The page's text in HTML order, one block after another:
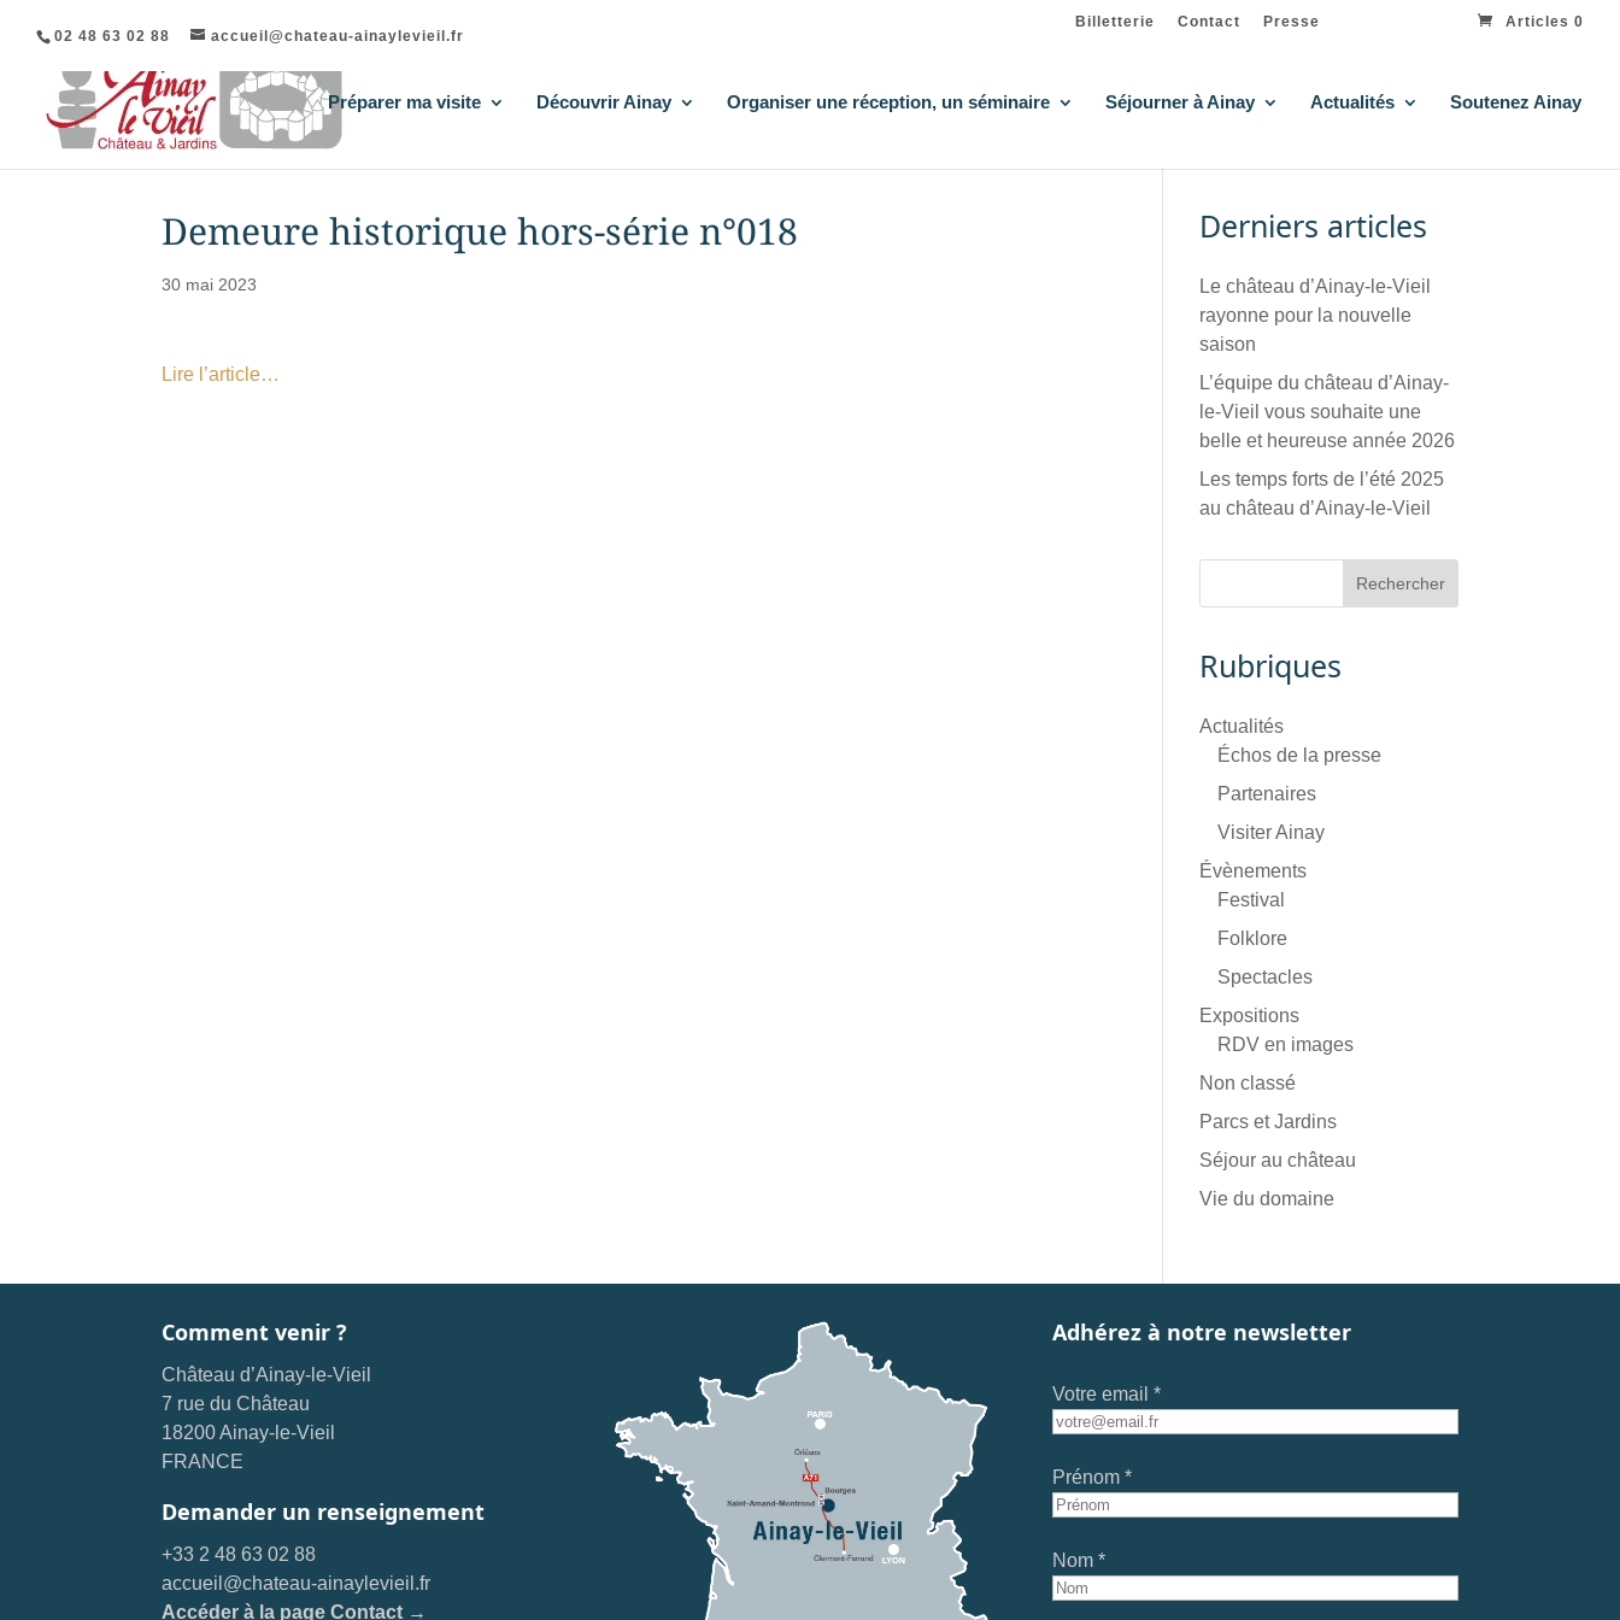
02 48 63 02 88 accueil@chateau-ainaylevieil.fr
Billetterie Contact Presse Articles 0
Préparer ma visite Découvrir Ainay Organiser une réception, un séminaire Séjourner à Ainay Actualités Soutenez Ainay
Demeure historique hors-série n°018
30 mai 2023
Lire l’article…
Derniers articles
Le château d’Ainay-le-Vieil
rayonne pour la nouvelle
saison
L’équipe du château d’Ainay-
le-Vieil vous souhaite une
belle et heureuse année 2026
Les temps forts de l’été 2025
au château d’Ainay-le-Vieil
Rubriques
Actualités
Échos de la presse
Partenaires
Visiter Ainay
Évènements
Festival
Folklore
Spectacles
Expositions
RDV en images
Non classé
Parcs et Jardins
Séjour au château
Vie du domaine
Comment venir ?
Château d’Ainay-le-Vieil
7 rue du Château
18200 Ainay-le-Vieil
FRANCE
Demander un renseignement
+33 2 48 63 02 88
accueil@chateau-ainaylevieil.fr
Accéder à la page Contact →
Adhérez à notre newsletter
Votre email *
Prénom *
Nom *